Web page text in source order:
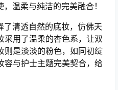
清透自然的底妆，仿佛天
采用了温柔的杏色系，让双
则是淡淡的粉色，如同初绽
容与护士主题完美契合，给